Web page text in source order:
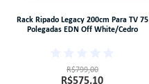
Rack Ripado Legacy 200cm Para TV 75
Polegadas EDN Off White/Cedro
R$799,00
R$575,10